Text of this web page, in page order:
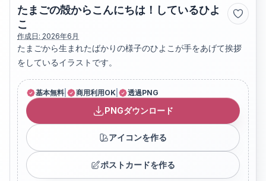
たまごの殻からこんにちは！しているひよ
こ
作成日: 2026年6月
たまごから生まれたばかりの様子のひよこが手をあげて挨拶
をしているイラストです。
基本無料 商用利用OK 透過PNG
PNGダウンロード
アイコンを作る
ポストカードを作る